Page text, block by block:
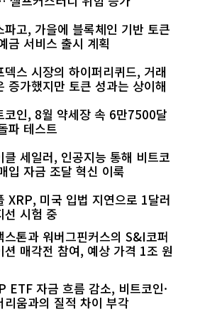
파고, 가을에 블록체인 기반 토큰
금 서비스 출시 계획
덱스 시장의 하이퍼리퀴드, 거래
증가했지만 토큰 성과는 상이해
코인, 8월 약세장 속 6만7500달
파 테스트
클 세일러, 인공지능 통해 비트코
입 자금 조달 혁신 이룩
XRP, 미국 입법 지연으로 1달러
선 시험 중
스톤과 워버그핀커스의 S&I코퍼
션 매각전 참여, 예상 가격 1조 원
ETF 자금 흐름 감소, 비트코인·
리움과의 질적 차이 부각